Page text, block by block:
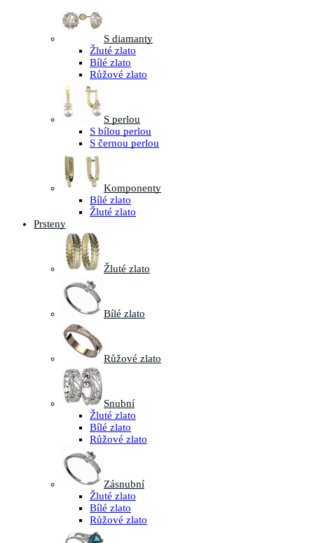
S diamanty
Žluté zlato
Bílé zlato
Růžové zlato
S perlou
S bílou perlou
S černou perlou
Komponenty
Bílé zlato
Žluté zlato
Prsteny
Žluté zlato
Bílé zlato
Růžové zlato
Snubní
Žluté zlato
Bílé zlato
Růžové zlato
Zásnubní
Žluté zlato
Bílé zlato
Růžové zlato